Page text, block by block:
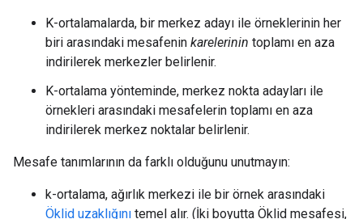
K-ortalamalarda, bir merkez adayı ile örneklerinin her
biri arasındaki mesafenin karelerinin toplamı en aza
indirilerek merkezler belirlenir.
K-ortalama yönteminde, merkez nokta adayları ile
örnekleri arasındaki mesafelerin toplamı en aza
indirilerek merkez noktalar belirlenir.
Mesafe tanımlarının da farklı olduğunu unutmayın:
k-ortalama, ağırlık merkezi ile bir örnek arasındaki
Öklid uzaklığını temel alır. (İki boyutta Öklid mesafesi,